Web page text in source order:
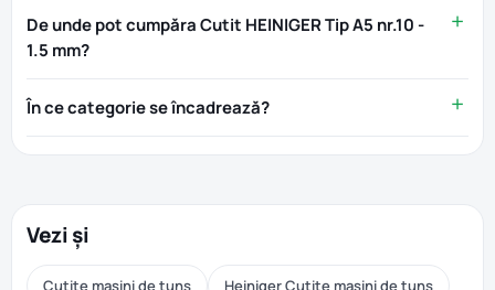
De unde pot cumpăra Cutit HEINIGER Tip A5 nr.10 -
1.5 mm?
În ce categorie se încadrează?
Vezi și
Cutite masini de tuns Heiniger Cutite masini de tuns